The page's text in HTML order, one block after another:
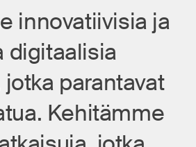
innovatiivisia ja
digitaalisia
parantavat
Kehitämme